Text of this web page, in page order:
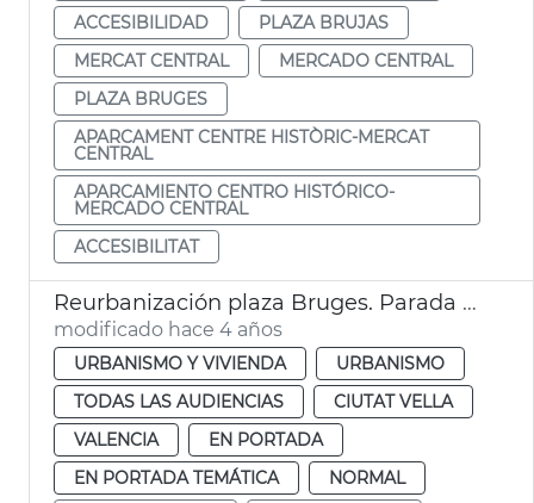
ACCESIBILIDAD
PLAZA BRUJAS
MERCAT CENTRAL
MERCADO CENTRAL
PLAZA BRUGES
APARCAMENT CENTRE HISTÒRIC-MERCAT
CENTRAL
APARCAMIENTO CENTRO HISTÓRICO-
MERCADO CENTRAL
ACCESIBILITAT
Reurbanización plaza Bruges. Parada flors
modificado hace 4 años
URBANISMO Y VIVIENDA
URBANISMO
TODAS LAS AUDIENCIAS
CIUTAT VELLA
VALENCIA
EN PORTADA
EN PORTADA TEMÁTICA
NORMAL